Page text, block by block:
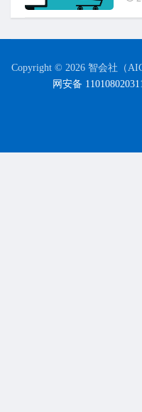
Copyright © 2026 智会社（
网安备